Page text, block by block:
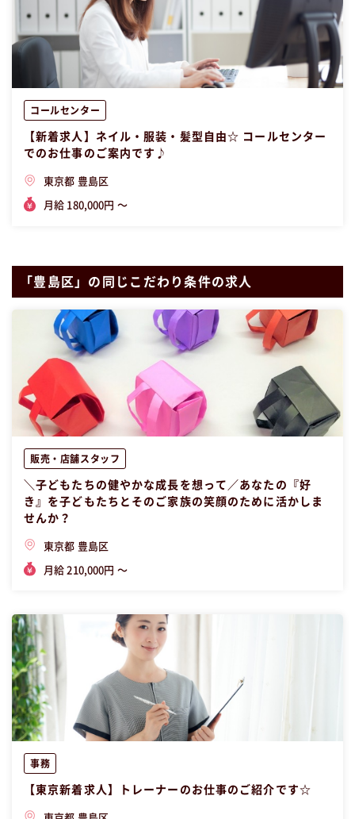
コールセンター
【新着求人】ネイル・服装・髪型自由☆ コールセンター
でのお仕事のご案内です♪
東京都 豊島区
月給 180,000円 〜
「豊島区」の同じこだわり条件の求人
販売・店舗スタッフ
＼子どもたちの健やかな成長を想って／あなたの『好
き』を子どもたちとそのご家族の笑顔のために活かしま
せんか？
東京都 豊島区
月給 210,000円 〜
事務
【東京新着求人】トレーナーのお仕事のご紹介です☆